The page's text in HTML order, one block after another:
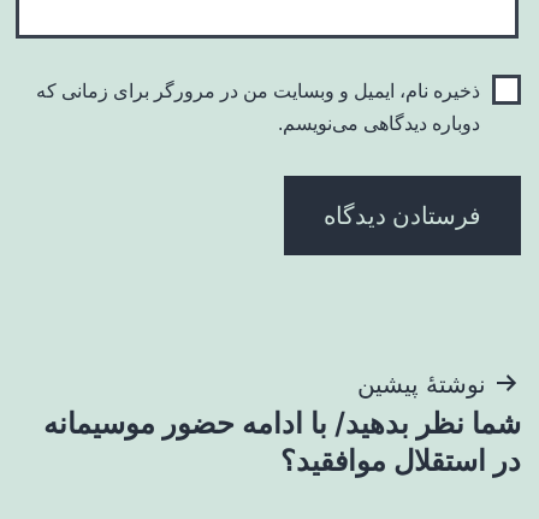
ذخیره نام، ایمیل و وبسایت من در مرورگر برای زمانی که
دوباره دیدگاهی می‌نویسم.
راهبری
نوشته
نوشتهٔ پیشین
شما نظر بدهید/ با ادامه حضور موسیمانه
در استقلال موافقید؟